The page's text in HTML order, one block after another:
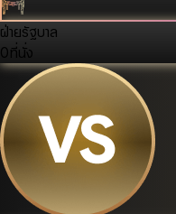
ฝ่ายรัฐบาล
0ที่นั่ง